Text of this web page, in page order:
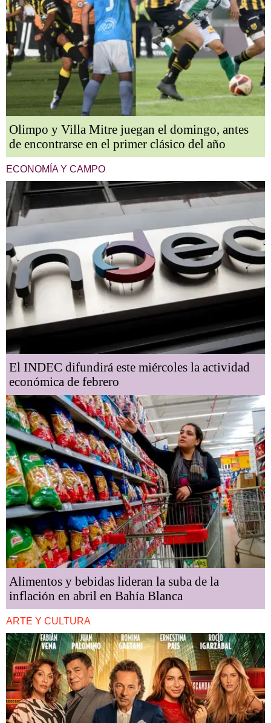
Olimpo y Villa Mitre juegan el domingo, antes
de encontrarse en el primer clásico del año
ECONOMÍA Y CAMPO
El INDEC difundirá este miércoles la actividad
económica de febrero
Alimentos y bebidas lideran la suba de la
inflación en abril en Bahía Blanca
ARTE Y CULTURA